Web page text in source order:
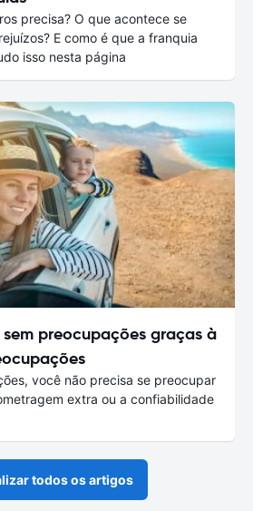
precisa? O que acontece se
E como é que a franquia
isso nesta página
preocupações graças à
você não precisa se preocupar
extra ou a confiabilidade
todos os artigos